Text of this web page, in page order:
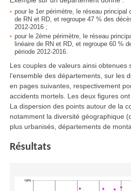
pour le 1er périmètre, le réseau principal
de RN et RD, et regroupe 47 % des
2012-2016 ;
pour le 2ème périmètre, le réseau
linéaire de RN et RD, et regroupe 60 %
période 2012-2016.
Les couples de valeurs ainsi obtenues
l’ensemble des départements, sur les
en pages suivantes, respectivement
accidents mortels. Les deux figures
La dispersion des points autour de la
notamment la diversité géographique
plus urbanisés, départements de
Résultats